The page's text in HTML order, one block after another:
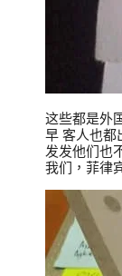
这些都是外
早 客人也都
发发他们也
我们，菲律